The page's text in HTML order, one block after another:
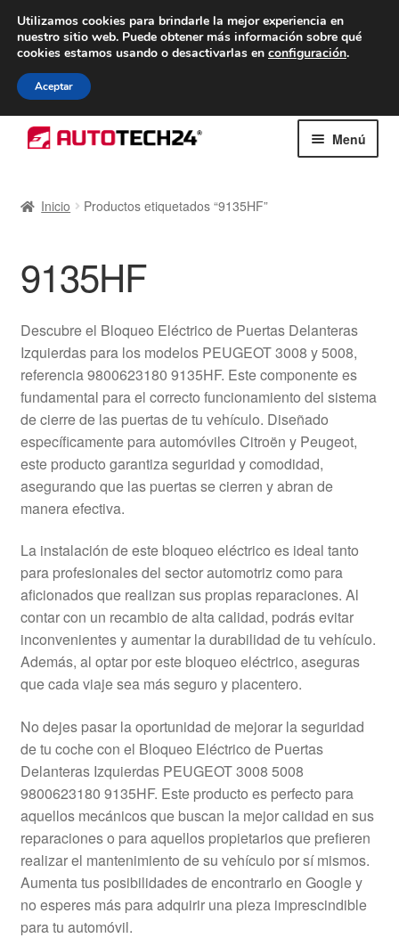
ENTREGA desde 7 EUR
De lunes a viernes de 9 a. m. a 4 p. m.
navegación
al
Menú
Carro
Contacto
Envío al mundo entero
Mi cuenta
Pagos
Política de privacidad
Procedimiento de Reclamación
Queja
Sobre nosotros
Transporte
Inicio Productos etiquetados “9135HF”
9135HF
Descubre el Bloqueo Eléctrico de Puertas Delanteras
Izquierdas para los modelos PEUGEOT 3008 y 5008,
referencia 9800623180 9135HF. Este componente es
fundamental para el correcto funcionamiento del sistema
de cierre de las puertas de tu vehículo. Diseñado
específicamente para automóviles Citroën y Peugeot,
este producto garantiza seguridad y comodidad,
asegurando que las puertas se cierren y abran de
manera efectiva.
La instalación de este bloqueo eléctrico es ideal tanto
para profesionales del sector automotriz como para
aficionados que realizan sus propias reparaciones. Al
contar con un recambio de alta calidad, podrás evitar
inconvenientes y aumentar la durabilidad de tu vehículo.
Además, al optar por este bloqueo eléctrico, aseguras
que cada viaje sea más seguro y placentero.
No dejes pasar la oportunidad de mejorar la seguridad
de tu coche con el Bloqueo Eléctrico de Puertas
Delanteras Izquierdas PEUGEOT 3008 5008
9800623180 9135HF. Este producto es perfecto para
aquellos mecánicos que buscan la mejor calidad en sus
reparaciones o para aquellos propietarios que prefieren
realizar el mantenimiento de su vehículo por sí mismos.
Aumenta tus posibilidades de encontrarlo en Google y
no esperes más para adquirir una pieza imprescindible
para tu automóvil.
Utilizamos cookies para brindarle la mejor experiencia en
nuestro sitio web. Puede obtener más información sobre qué
cookies estamos usando o desactivarlas en configuración.
Aceptar